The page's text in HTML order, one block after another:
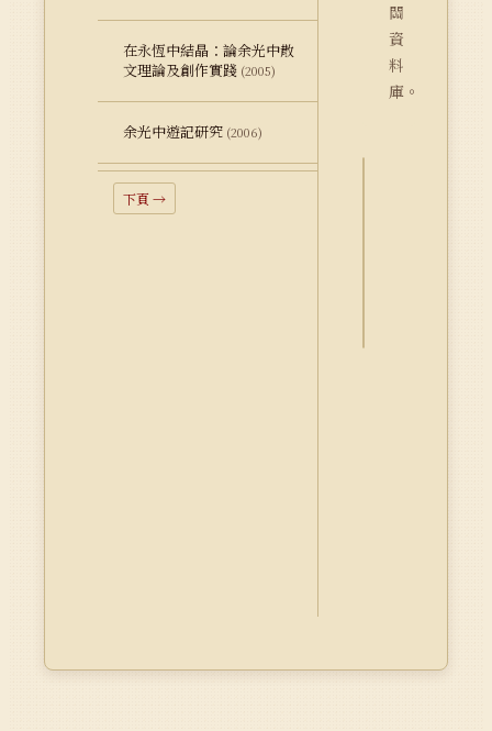
在永恆中結晶：論余光中散
文理論及創作實踐 (2005)
余光中遊記研究 (2006)
下頁 →
關
資
料
庫。